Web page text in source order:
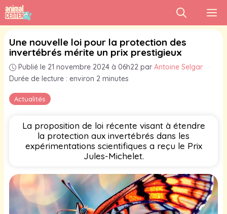
Aller
au
contenu
Actualités
Une nouvelle loi pour la protection des
invertébrés mérite un prix prestigieux
Publié le 21 novembre 2024 à 06h22 par Antoine Selgar
·
Durée de lecture : environ 2 minutes
La proposition de loi récente visant à étendre
la protection aux invertébrés dans les
expérimentations scientifiques a reçu le Prix
Jules-Michelet.